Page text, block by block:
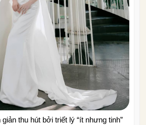
thu hút bởi triết lý “ít nhưng tinh”